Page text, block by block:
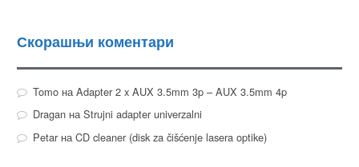
Скорашњи коментари
Tomoна Adapter 2 x AUX 3.5mm 3p – AUX 3.5mm 4p
DraganнаStrujni adapter univerzalni
PetarнаCD cleaner (disk za čišćenje lasera optike)